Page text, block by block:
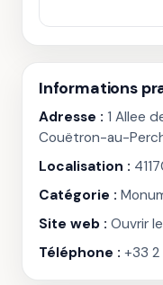
Informations
Adresse : 1 Allee
Couëtron-au-
Localisation :
Catégorie :
Site web : Ouvrir
Téléphone : +33